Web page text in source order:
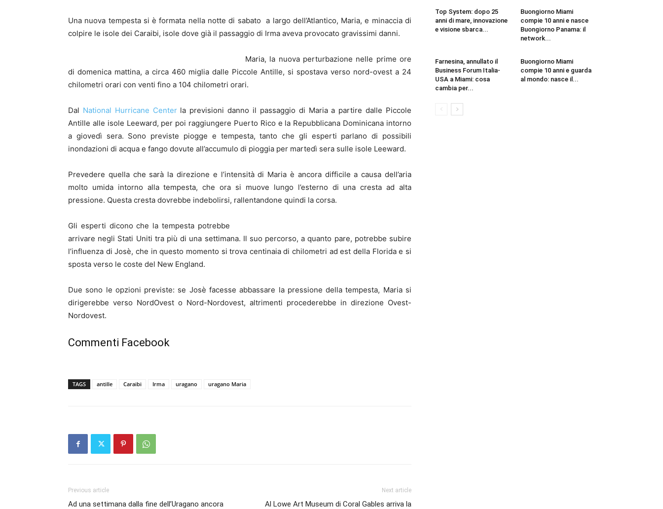
Una nuova tempesta si è formata nella notte di sabato a largo dell’Atlantico, Maria, e minaccia di
colpire le isole dei Caraibi, isole dove già il passaggio di Irma aveva provocato gravissimi danni.
Maria, la nuova perturbazione nelle prime ore
di domenica mattina, a circa 460 miglia dalle Piccole Antille, si spostava verso nord-ovest a 24
chilometri orari con venti fino a 104 chilometri orari.
Dal National Hurricane Centerla previsioni danno il passaggio di Maria a partire dalle Piccole
Antille alle isole Leeward, per poi raggiungere Puerto Rico e la Repubblicana Dominicana intorno
a giovedì sera. Sono previste piogge e tempesta, tanto che gli esperti parlano di possibili
inondazioni di acqua e fango dovute all’accumulo di pioggia per martedì sera sulle isole Leeward.
Prevedere quella che sarà la direzione e l’intensità di Maria è ancora difficile a causa dell’aria
molto umida intorno alla tempesta, che ora si muove lungo l’esterno di una cresta ad alta
pressione. Questa cresta dovrebbe indebolirsi, rallentandone quindi la corsa.
Gli esperti dicono che la tempesta potrebbe
arrivare negli Stati Uniti tra più di una settimana. Il suo percorso, a quanto pare, potrebbe subire
l’influenza di Josè, che in questo momento si trova centinaia di chilometri ad est della Florida e si
sposta verso le coste del New England.
Due sono le opzioni previste: se Josè facesse abbassare la pressione della tempesta, Maria si
dirigerebbe verso NordOvest o Nord-Nordovest, altrimenti procederebbe in direzione Ovest-
Nordovest.
Commenti Facebook
TAGS antille Caraibi Irma uragano uragano Maria
Previous article
Ad una settimana dalla fine dell’Uragano ancora
Next article
Al Lowe Art Museum di Coral Gables arriva la
Top System: dopo 25
anni di mare, innovazione
e visione sbarca...
Buongiorno Miami
compie 10 anni e nasce
Buongiorno Panama: il
network...
Farnesina, annullato il
Business Forum Italia-
USA a Miami: cosa
cambia per...
Buongiorno Miami
compie 10 anni e guarda
al mondo: nasce il...